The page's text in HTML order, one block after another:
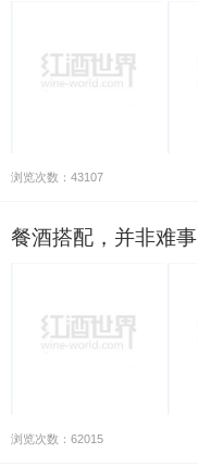
浏览次数：43107
餐酒搭配，并非难事
浏览次数：62015